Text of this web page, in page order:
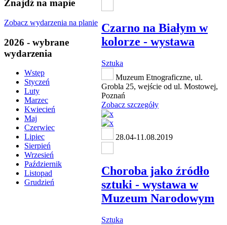
Znajdź na mapie
Zobacz wydarzenia na planie
2026 - wybrane
wydarzenia
Wstęp
Styczeń
Luty
Marzec
Kwiecień
Maj
Czerwiec
Lipiec
Sierpień
Wrzesień
Październik
Listopad
Grudzień
Czarno na Białym w
kolorze - wystawa
Sztuka
Muzeum Etnograficzne, ul.
Grobla 25, wejście od ul. Mostowej,
Poznań
Zobacz szczegóły
28.04-11.08.2019
Choroba jako źródło
sztuki - wystawa w
Muzeum Narodowym
Sztuka